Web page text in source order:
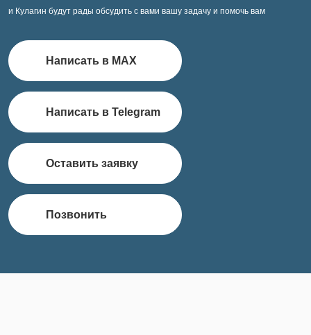
и Кулагин будут рады обсудить с вами вашу задачу и помочь вам
Написать в MAX
Написать в Telegram
Оставить заявку
Позвонить